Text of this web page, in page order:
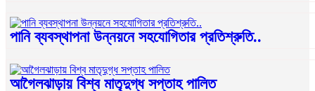
পানি ব্যবস্থাপনা উন্নয়নে সহযোগিতার প্রতিশ্রুতি..
আগৈলঝাড়ায় বিশ্ব মাতৃদুগ্ধ সপ্তাহ পালিত